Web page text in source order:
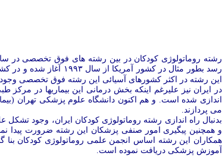
رسد بطور مثال در
این رشته در اکثر کشورهای آسیائی این رشته فوق تخصصی وجود
اندازی شده است. و هم اکنون دانشگاه علوم پزشکی تهران
می پردازند.
بدنبال راه اندازی رشته روماتولوژی کودکان ایران، وجود
و همچنین پیگیری امور صنفی پزشکان این رشته ضرورت پیدا
آموزش پزشکی دریافت نموده است.